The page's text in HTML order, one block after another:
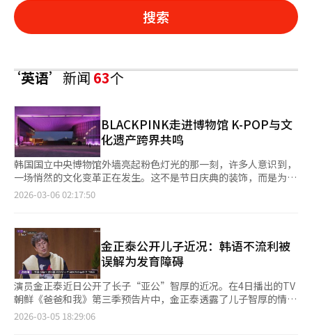
搜索
‘英语’新闻63个
BLACKPINK走进博物馆 K-POP与文
化遗产跨界共鸣
韩国国立中央博物馆外墙亮起粉色灯光的那一刻，许多人意识到，
一场悄然的文化变革正在发生。这不是节日庆典的装饰，而是为迎
接人气女团BLACKPINK最新专辑专程点亮的灯光。流行音乐与国
馆自上月27日起至3月8日举办特别活动。这是博物馆首次与K-
POP艺人合作，不仅是一场专辑宣传，更是一场将流行文化与文化
遗产深度融合的跨界实验。 本报记者在现场看到，馆外早已排起
逾百米的长队。走进常设展览馆，最引人注目的是敬天寺十层石塔
旁的聆听区（Listening Zone）。千年古塔之侧，BLACKPINK新
专辑《DEADLINE》的全部曲目循环流淌，古典与现代在此奇妙共
鸣。 聆听区每次限5人入场。据YG娱乐介绍，该区域每日接待
1000人次以上。观众站在印有歌曲名称的地面标识上，《JUMP》
2026-03-06 02:17:50
金正泰公开儿子近况：韩语不流利被
误解为发育障碍
演员金正泰近日公开了长子“亚公”智厚的近况。在4日播出的TV
朝鲜《爸爸和我》第三季预告片中，金正泰透露了儿子智厚的情
况。金正泰表示：“我是两个儿子的父亲。大儿子以‘亚公’的昵
2026-03-05 18:29:06